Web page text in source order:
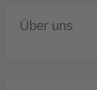
Über uns